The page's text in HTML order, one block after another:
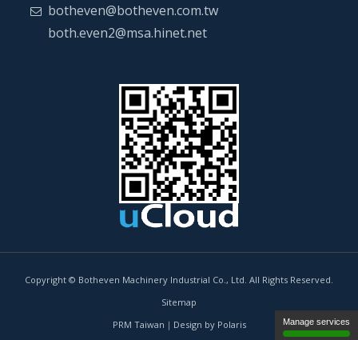
botheven@botheven.com.tw
both.even2@msa.hinet.net
Copyright © Botheven Machinery Industrial Co., Ltd. All Rights Reserved.
Sitemap
PRM Taiwan ｜ Design by Polaris Manage services